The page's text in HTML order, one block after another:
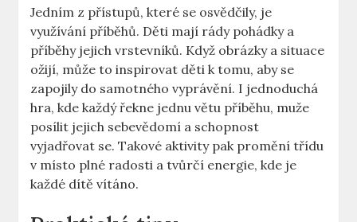
Jedním z přístupů, které se osvědčily, je
využívání příběhů. Děti mají rády pohádky a
příběhy jejich vrstevníků. Když obrázky a situace
ožijí, může to inspirovat děti k tomu, aby se
zapojily do samotného vyprávění. I jednoduchá
hra, kde každý řekne jednu větu příběhu, muže
posílit jejich sebevědomí a schopnost
vyjadřovat se. Takové aktivity pak promění třídu
v místo plné radosti a tvůrčí energie, kde je
každé dítě vítáno.